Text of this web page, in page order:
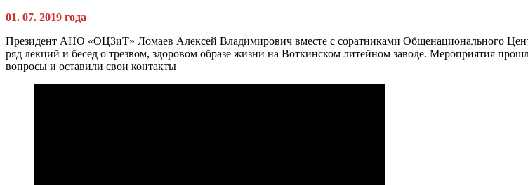
01. 07. 2019 года
Президент АНО «ОЦЗиТ» Ломаев Алексей Владимирович вместе с соратниками Общенационального
ряд лекций и бесед о трезвом, здоровом образе жизни на Воткинском литейном заводе. Мероприятия
вопросы и оставили свои контакты